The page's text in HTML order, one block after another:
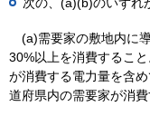
(a)需要家の敷地内に
30%以上を消費するこ
が消費する電力量を含
道府県内の需要家が消費